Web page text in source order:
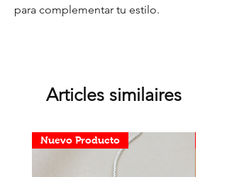
para complementar tu estilo.
Articles similaires
Nuevo Producto